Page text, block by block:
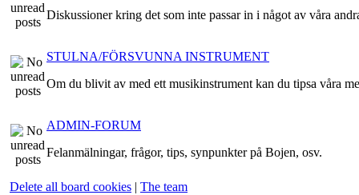
Diskussioner kring det som inte passar in i något av våra
STULNA/FÖRSVUNNA INSTRUMENT
Om du blivit av med ett musikinstrument kan du tipsa våra
ADMIN-FORUM
Felanmälningar, frågor, tips, synpunkter på Bojen, osv.
Delete all board cookies | The team